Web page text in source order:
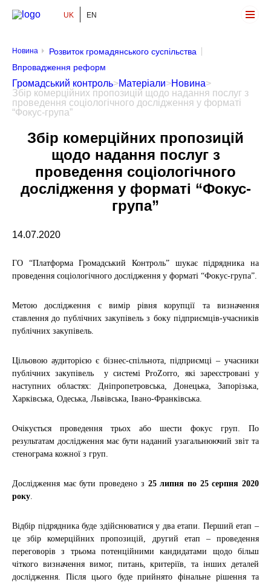
Громадський Контроль
UK EN
Новина
Розвиток громадянського суспільства
Впровадження реформ
Громадський контроль>Матеріали>Новина>
Збір комерційних пропозицій щодо надання послуг з
проведення соціологічного дослідження у форматі
“Фокус-група”
Збір комерційних пропозицій
щодо надання послуг з
проведення соціологічного
дослідження у форматі “Фокус-
група”
14.07.2020
ГО “Платформа Громадський Контроль” шукає підрядника на
проведення соціологічного дослідження у форматі “Фокус-група”.
Метою дослідження є вимір рівня корупції та визначення
ставлення до публічних закупівель з боку підприємців-учасників
публічних закупівель.
Цільовою аудиторією є бізнес-спільнота, підприємці – учасники
публічних закупівель у системі ProZorro, які зареєстровані у
наступних областях: Дніпропетровська, Донецька, Запорізька,
Харківська, Одеська, Львівська, Івано-Франківська.
Очікується проведення трьох або шести фокус груп. По
результатам дослідження має бути наданий узагальнюючий звіт та
стенограма кожної з груп.
Дослідження має бути проведено з 25 липня по 25 серпня 2020
року.
Відбір підрядника буде здійснюватися у два етапи. Перший етап –
це збір комерційних пропозицій, другий етап – проведення
переговорів з трьома потенційними кандидатами щодо більш
чіткого визначення вимог, питань, критеріїв, та інших деталей
дослідження. Після цього буде прийнято фінальне рішення та